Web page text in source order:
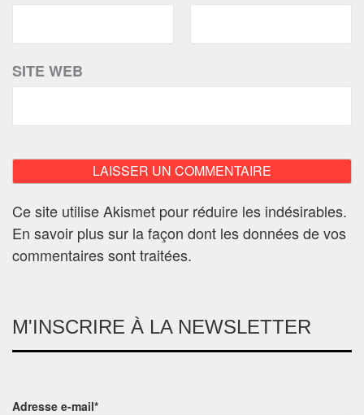
SITE WEB
Ce site utilise Akismet pour réduire les indésirables.
En savoir plus sur la façon dont les données de vos
commentaires sont traitées.
M'INSCRIRE À LA NEWSLETTER
Adresse e-mail*